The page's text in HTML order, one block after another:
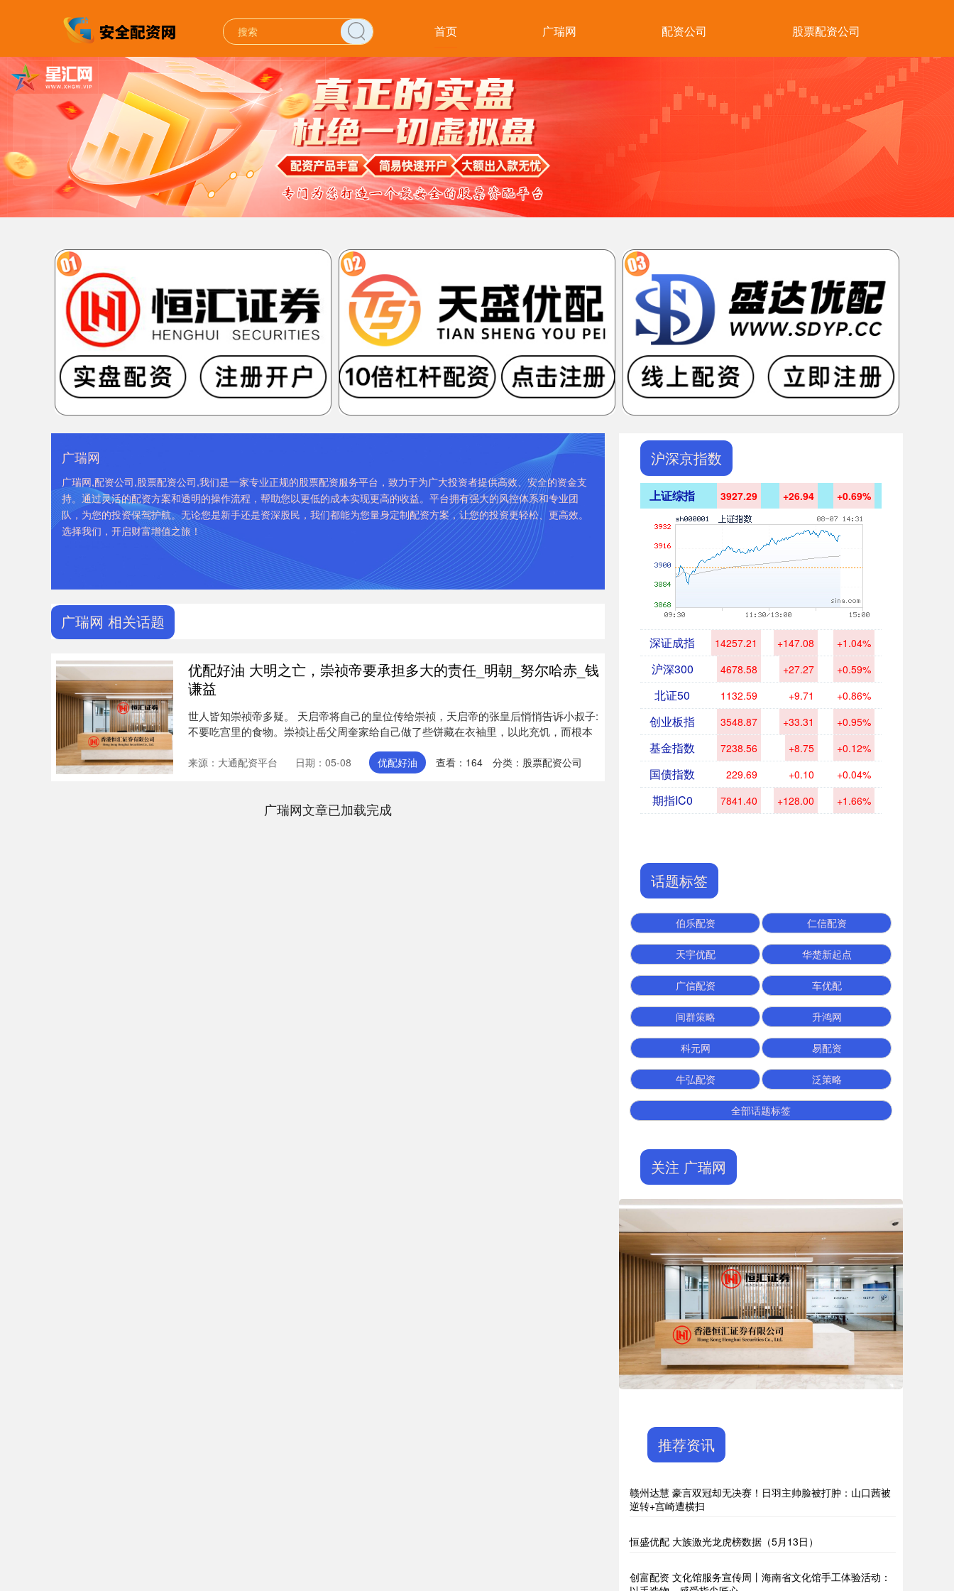
首页 广瑞网 配资公司 股票配资公司
广瑞网
广瑞网,配资公司,股票配资公司,我们是一家专业正规的股票配资服务平台，致力于为广大投资者提供高效、安全的资金支
持。通过灵活的配资方案和透明的操作流程，帮助您以更低的成本实现更高的收益。平台拥有强大的风控体系和专业团
队，为您的投资保驾护航。无论您是新手还是资深股民，我们都能为您量身定制配资方案，让您的投资更轻松、更高效。
选择我们，开启财富增值之旅！
广瑞网 相关话题
优配好油 大明之亡，崇祯帝要承担多大的责任_明朝_努尔哈赤_钱
谦益
世人皆知崇祯帝多疑。 天启帝将自己的皇位传给崇祯，天启帝的张皇后悄悄告诉小叔子:
不要吃宫里的食物。崇祯让岳父周奎家给自己做了些饼藏在衣袖里，以此充饥，而根本
来源：大通配资平台 日期：05-08 优配好油 查看： 164 分类： 股票配资公司
广瑞网文章已加载完成
沪深京指数
上证综指 3927.29 +26.94 +0.69%
深证成指 14257.21 +147.08 +1.04%
沪深300 4678.58 +27.27 +0.59%
北证50 1132.59 +9.71 +0.86%
创业板指 3548.87 +33.31 +0.95%
基金指数 7238.56 +8.75 +0.12%
国债指数 229.69 +0.10 +0.04%
期指IC0 7841.40 +128.00 +1.66%
话题标签
伯乐配资 仁信配资
天宇优配 华楚新起点
广信配资 车优配
间群策略 升鸿网
科元网 易配资
牛弘配资 泛策略
全部话题标签
关注 广瑞网
推荐资讯
赣州达慧 豪言双冠却无决赛！日羽主帅脸被打肿：山口茜被
逆转+宫崎遭横扫
恒盛优配 大族激光龙虎榜数据（5月13日）
创富配资 文化馆服务宣传周丨海南省文化馆手工体验活动：